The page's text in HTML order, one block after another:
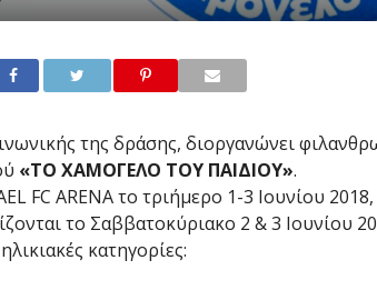
της δράσης, διοργανώνει
«ΤΟ ΧΑΜΟΓΕΛΟ ΤΟΥ ΠΑΙΔΙΟΥ».
FC ARENA το τριήμερο 1-3 Ιουνίου
το Σαββατοκύριακο 2 & 3 Ιουνίου
κατηγορίες: